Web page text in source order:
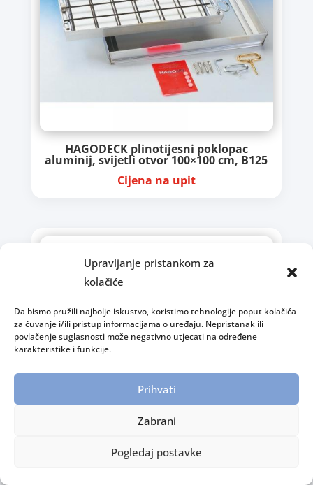
Upravljanje pristankom za
kolačiće
Da bismo pružili najbolje iskustvo, koristimo tehnologije poput kolačića
za čuvanje i/ili pristup informacijama o uređaju. Nepristanak ili
povlačenje suglasnosti može negativno utjecati na određene
karakteristike i funkcije.
Prihvati
Zabrani
Pogledaj postavke
HAGODECK plinotijesni poklopac
aluminij, svijetli otvor 100×100 cm, B125
Cijena na upit